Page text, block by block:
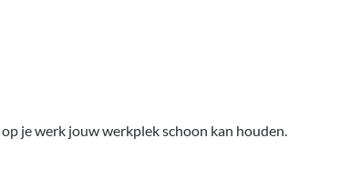
je werk jouw werkplek schoon kan houden.